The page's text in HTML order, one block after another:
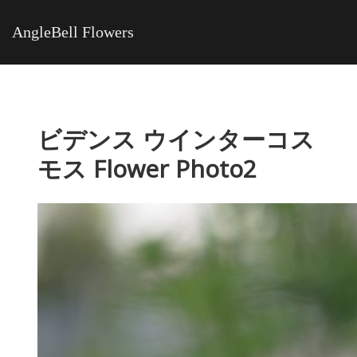
AngleBell Flowers
ビデンス ウインターコス
モス Flower Photo2